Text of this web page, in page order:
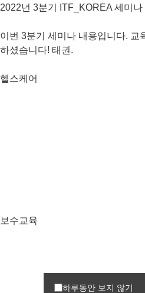
2022년 3분기 ITF_KOREA 세미
이번 3분기 세미나 내용입니다. 교
하셨습니다! 태권.
헬스케어
보수교육
하루동안 보지 않기